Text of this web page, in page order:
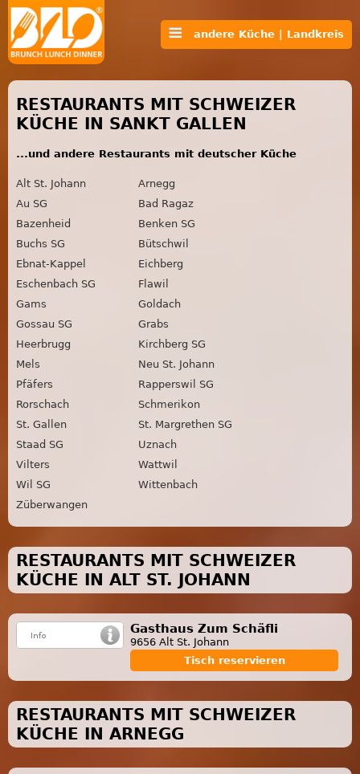
andere Küche | Landkreis
RESTAURANTS MIT SCHWEIZER
KÜCHE IN SANKT GALLEN
...und andere Restaurants mit deutscher Küche
Alt St. Johann
Arnegg
Au SG
Bad Ragaz
Bazenheid
Benken SG
Buchs SG
Bütschwil
Ebnat-Kappel
Eichberg
Eschenbach SG
Flawil
Gams
Goldach
Gossau SG
Grabs
Heerbrugg
Kirchberg SG
Mels
Neu St. Johann
Pfäfers
Rapperswil SG
Rorschach
Schmerikon
St. Gallen
St. Margrethen SG
Staad SG
Uznach
Vilters
Wattwil
Wil SG
Wittenbach
Züberwangen
RESTAURANTS MIT SCHWEIZER
KÜCHE IN ALT ST. JOHANN
Gasthaus Zum Schäfli
9656 Alt St. Johann
Tisch reservieren
RESTAURANTS MIT SCHWEIZER
KÜCHE IN ARNEGG